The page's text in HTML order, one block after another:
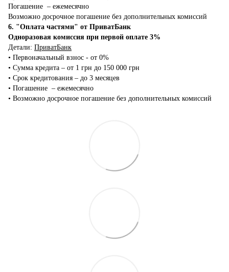
Погашение – ежемесячно
Возможно досрочное погашение без дополнительных комиссий
6. "Оплата частями" от ПриватБанк
Одноразовая комиссия при первой оплате 3%
Детали: ПриватБанк
•‎ Первоначальный взнос - от 0%
•‎ Сумма кредита – от 1 грн до 150 000 грн
•‎ Срок кредитования – до 3 месяцев
•‎ Погашение – ежемесячно
•‎ Возможно досрочное погашение без дополнительных комиссий